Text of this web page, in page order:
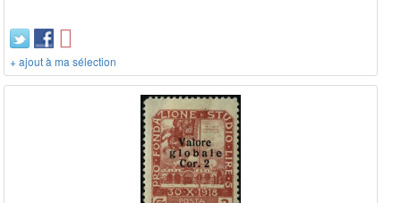
+ ajout à ma sélection